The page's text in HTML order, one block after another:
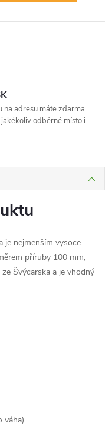
adresu máte zdarma.
odběrné místo i
je nejmenším vysoce
příruby 100 mm,
Švýcarska a je vhodný
váha)